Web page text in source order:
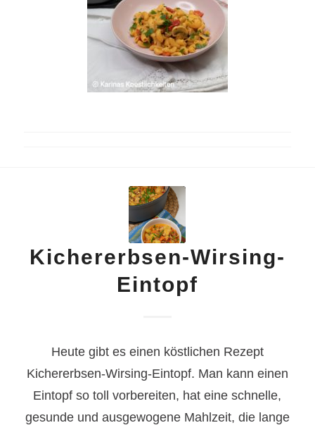
Kichererbsen-Wirsing-
Eintopf
Heute gibt es einen köstlichen Rezept
Kichererbsen-Wirsing-Eintopf. Man kann einen
Eintopf so toll vorbereiten, hat eine schnelle,
gesunde und ausgewogene Mahlzeit, die lange